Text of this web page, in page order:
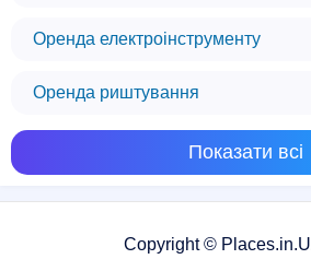
Оренда електроінструменту
Оренда риштування
Показати всі
Copyright ©